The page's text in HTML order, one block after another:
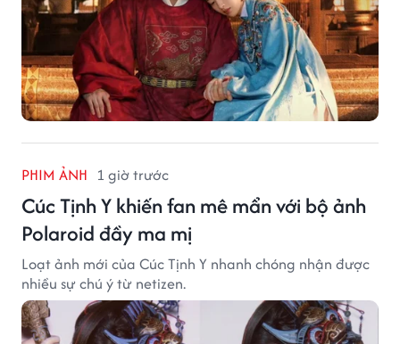
PHIM ẢNH 1 giờ trước
Cúc Tịnh Y khiến fan mê mẩn với bộ ảnh
Polaroid đầy ma mị
Loạt ảnh mới của Cúc Tịnh Y nhanh chóng nhận được
nhiều sự chú ý từ netizen.